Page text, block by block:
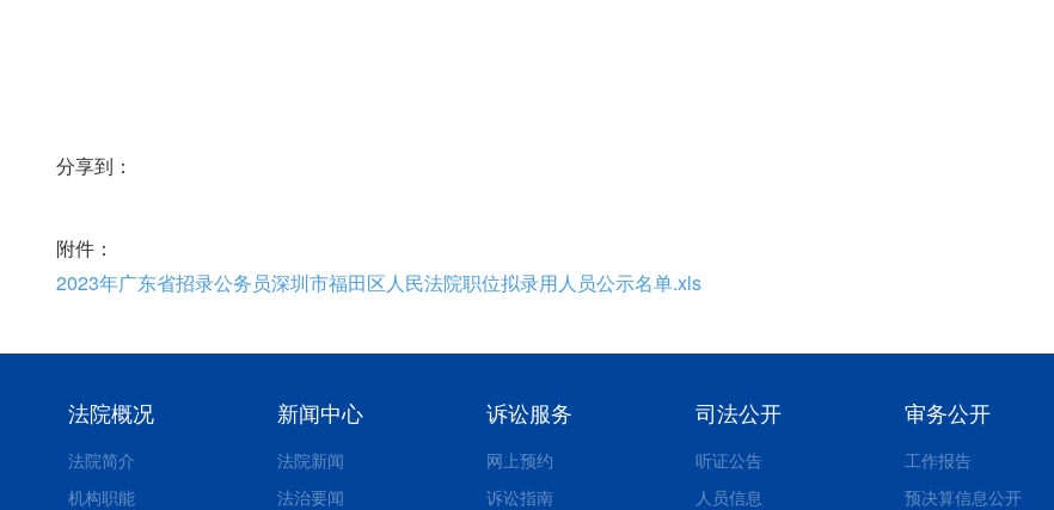
分享到：
附件：
2023年广东省招录公务员深圳市福田区人民法院职位拟录用人员公示名单.xls
法院概况
法院简介
机构职能
新闻中心
法院新闻
法治要闻
诉讼服务
网上预约
诉讼指南
司法公开
听证公告
人员信息
审务公开
工作报告
预决算信息公开